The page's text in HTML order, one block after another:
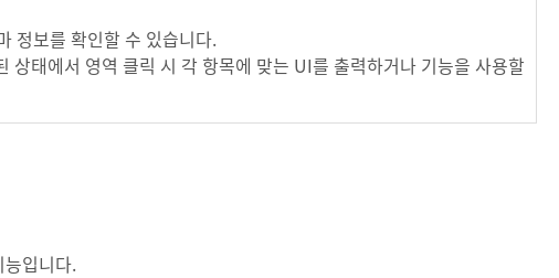
정보를 확인할 수 있습니다.
태에서 영역 클릭 시 각 항목에 맞는 UI를 출력하거나 기능을 사용할
입니다.